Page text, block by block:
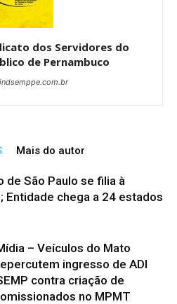
dos Servidores do
de Pernambuco
Mais do autor
de São Paulo se filia à
Entidade chega a 24 estados
– Veículos do Mato
ingresso de ADI
contra criação de
no MPMT